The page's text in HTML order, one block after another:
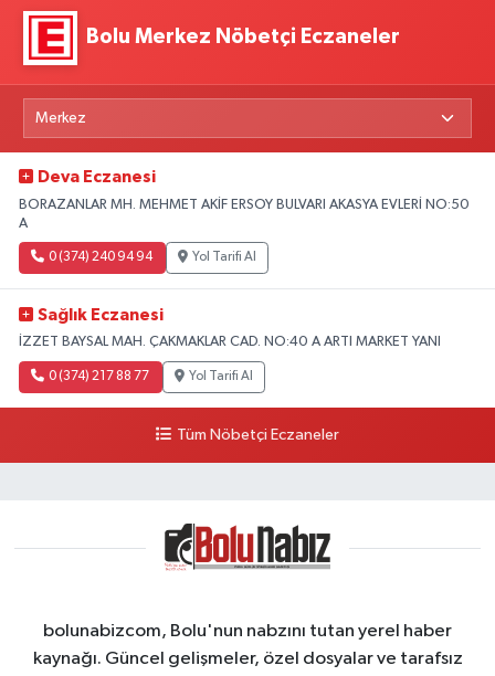
Bolu Merkez Nöbetçi Eczaneler
Deva Eczanesi
BORAZANLAR MH. MEHMET AKİF ERSOY BULVARI AKASYA EVLERİ NO:50
A
0 (374) 240 94 94 Yol Tarifi Al
Sağlık Eczanesi
İZZET BAYSAL MAH. ÇAKMAKLAR CAD. NO:40 A ARTI MARKET YANI
0 (374) 217 88 77 Yol Tarifi Al
Tüm Nöbetçi Eczaneler
bolunabizcom, Bolu'nun nabzını tutan yerel haber
kaynağı. Güncel gelişmeler, özel dosyalar ve tarafsız